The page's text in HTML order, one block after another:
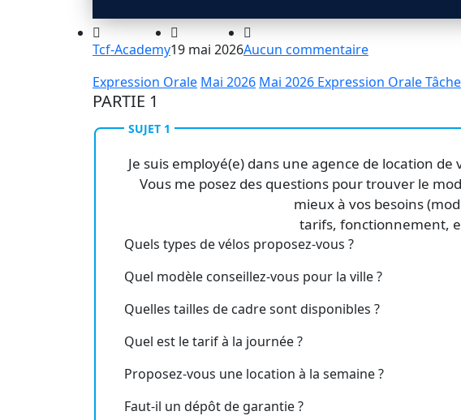
Tcf-Academy19 mai 2026Aucun commentaire
Expression Orale Mai 2026 Mai 2026 Expression Orale
PARTIE 1
SUJET 1
Je suis employé(e) dans une agence de location
Vous me posez des questions pour trouver le
mieux à vos besoins
tarifs, fonctionnement,
Quels types de vélos proposez-vous ?
Quel modèle conseillez-vous pour la ville ?
Quelles tailles de cadre sont disponibles ?
Quel est le tarif à la journée ?
Proposez-vous une location à la semaine ?
Faut-il un dépôt de garantie ?